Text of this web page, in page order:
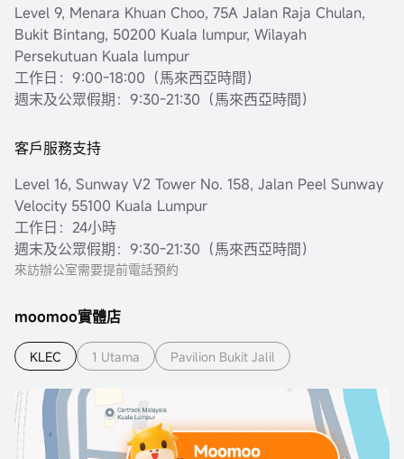
Level 9, Menara Khuan Choo, 75A Jalan Raja Chulan,
Bukit Bintang, 50200 Kuala lumpur, Wilayah
Persekutuan Kuala lumpur
工作日：9:00-18:00（馬來西亞時間）
週末及公眾假期：9:30-21:30（馬來西亞時間）
客戶服務支持
Level 16, Sunway V2 Tower No. 158, Jalan Peel Sunway
Velocity 55100 Kuala Lumpur
工作日：24小時
週末及公眾假期：9:30-21:30（馬來西亞時間）
來訪辦公室需要提前電話預約
moomoo實體店
KLEC 1 Utama Pavilion Bukit Jalil